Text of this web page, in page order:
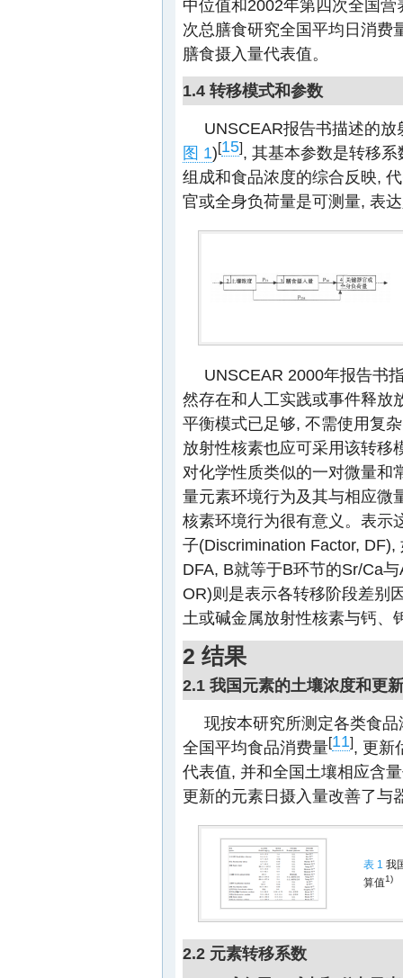
中位值和2002年第四次全国
次总膳食研究全国平均日消费
膳食摄入量代表值。
1.4 转移模式和参数
UNSCEAR报告书描述的
图 1)[15], 其基本参数是转移
组成和食品浓度的综合反映,
官或全身负荷量是可测量, 表
UNSCEAR 2000年报告书
然存在和人工实践或事件释放
平衡模式已足够, 不需使用复
放射性核素也应可采用该转移
对化学性质类似的一对微量和
量元素环境行为及其与相应微
核素环境行为很有意义。表示
子(Discrimination Factor,
DFA, B就等于B环节的Sr/Ca
OR)则是表示各转移阶段差别
土或碱金属放射性核素与钙、
2 结果
2.1 我国元素的土壤浓度和更
现按本研究所测定各类食
全国平均食品消费量[11], 更新
代表值, 并和全国土壤相应含
更新的元素日摄入量改善了与
表 1 我
算值1)
2.2 元素转移系数